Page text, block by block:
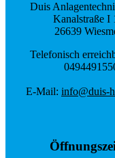
Duis
Kanalstraße I
26639
Telefonisch
E-Mail: info@duis-